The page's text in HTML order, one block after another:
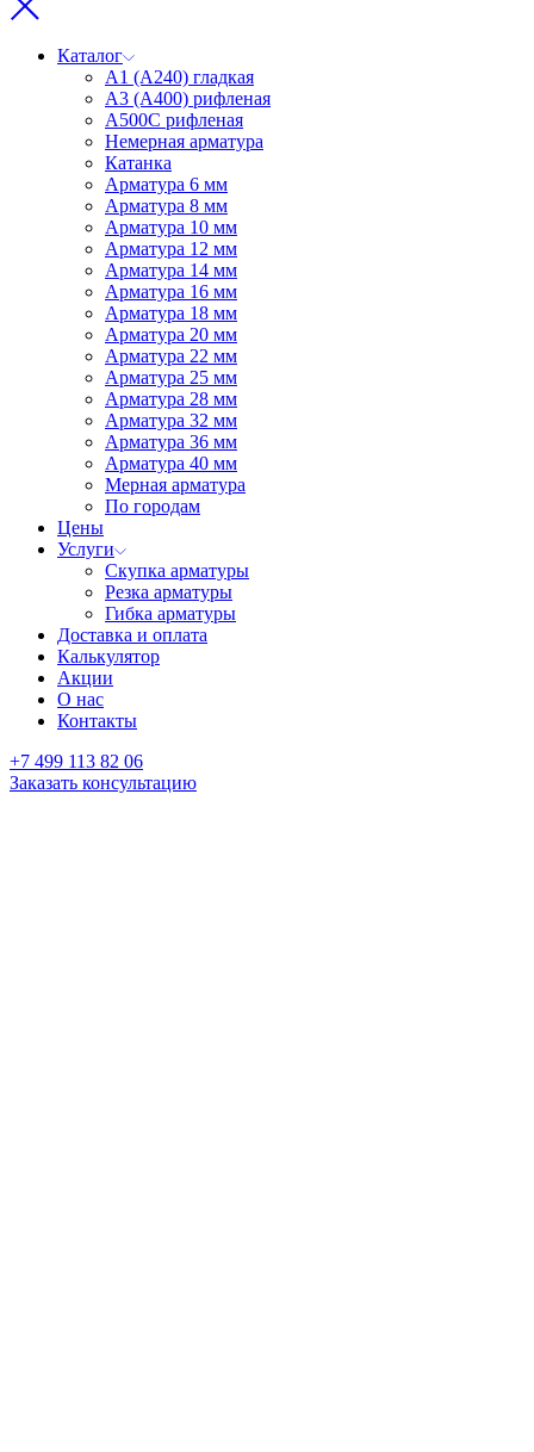
Каталог
А1 (А240) гладкая
А3 (А400) рифленая
А500С рифленая
Немерная арматура
Катанка
Арматура 6 мм
Арматура 8 мм
Арматура 10 мм
Арматура 12 мм
Арматура 14 мм
Арматура 16 мм
Арматура 18 мм
Арматура 20 мм
Арматура 22 мм
Арматура 25 мм
Арматура 28 мм
Арматура 32 мм
Арматура 36 мм
Арматура 40 мм
Мерная арматура
По городам
Цены
Услуги
Скупка арматуры
Резка арматуры
Гибка арматуры
Доставка и оплата
Калькулятор
Акции
О нас
Контакты
+7 499 113 82 06
Заказать консультацию